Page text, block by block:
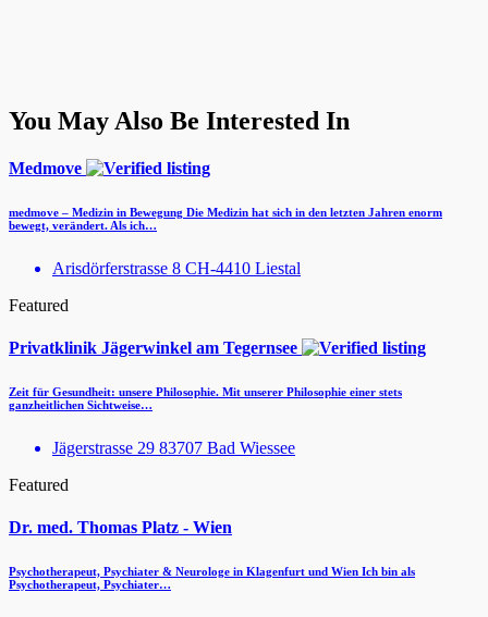
You May Also Be Interested In
Medmove
medmove – Medizin in Bewegung Die Medizin hat sich in den letzten Jahren enorm
bewegt, verändert. Als ich…
Arisdörferstrasse 8 CH-4410 Liestal
Featured
Privatklinik Jägerwinkel am Tegernsee
Zeit für Gesundheit: unsere Philosophie. Mit unserer Philosophie einer stets
ganzheitlichen Sichtweise…
Jägerstrasse 29 83707 Bad Wiessee
Featured
Dr. med. Thomas Platz - Wien
Psychotherapeut, Psychiater & Neurologe in Klagenfurt und Wien Ich bin als
Psychotherapeut, Psychiater…